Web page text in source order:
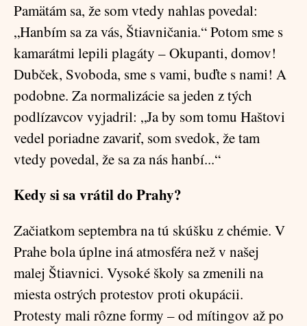
Pamätám sa, že som vtedy nahlas povedal:
„Hanbím sa za vás, Štiavničania.“ Potom sme s
kamarátmi lepili plagáty – Okupanti, domov!
Dubček, Svoboda, sme s vami, buďte s nami! A
podobne. Za normalizácie sa jeden z tých
podlízavcov vyjadril: „Ja by som tomu Haštovi
vedel poriadne zavariť, som svedok, že tam
vtedy povedal, že sa za nás hanbí...“
Kedy si sa vrátil do Prahy?
Začiatkom septembra na tú skúšku z chémie. V
Prahe bola úplne iná atmosféra než v našej
malej Štiavnici. Vysoké školy sa zmenili na
miesta ostrých protestov proti okupácii.
Protesty mali rôzne formy – od mítingov až po